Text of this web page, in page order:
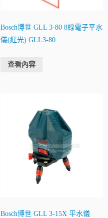
Bosch博世 GLL 3-80 8線電子平水
儀(紅光) GLL3-80
查看內容
Bosch博世 GLL 3-15X 平水儀